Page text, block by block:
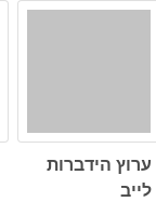
ערוץ הידברות
לייב